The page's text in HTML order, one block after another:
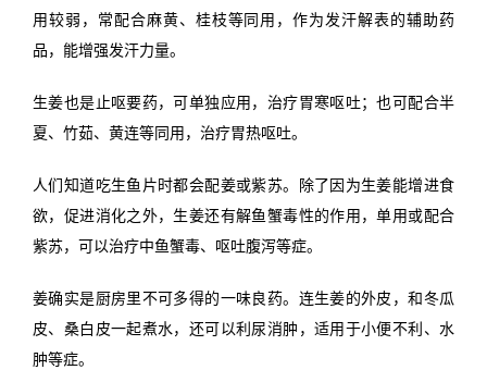
用较弱，常配合麻黄、桂枝等同用，作为发汗解表的辅助药
品，能增强发汗力量。
生姜也是止呕要药，可单独应用，治疗胃寒呕吐；也可配合半
夏、竹茹、黄连等同用，治疗胃热呕吐。
人们知道吃生鱼片时都会配姜或紫苏。除了因为生姜能增进食
欲，促进消化之外，生姜还有解鱼蟹毒性的作用，单用或配合
紫苏，可以治疗中鱼蟹毒、呕吐腹泻等症。
姜确实是厨房里不可多得的一味良药。连生姜的外皮，和冬瓜
皮、桑白皮一起煮水，还可以利尿消肿，适用于小便不利、水
肿等症。